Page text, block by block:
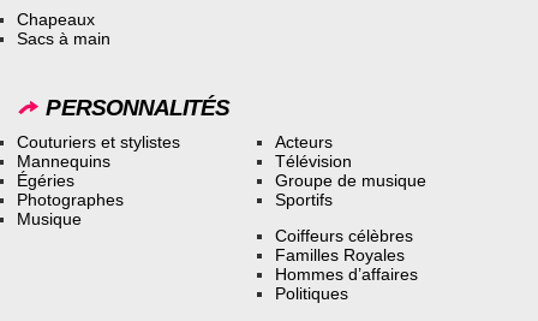
Chapeaux
Sacs à main
PERSONNALITÉS
Couturiers et stylistes
Mannequins
Égéries
Photographes
Musique
Acteurs
Télévision
Groupe de musique
Sportifs
Coiffeurs célèbres
Familles Royales
Hommes d’affaires
Politiques